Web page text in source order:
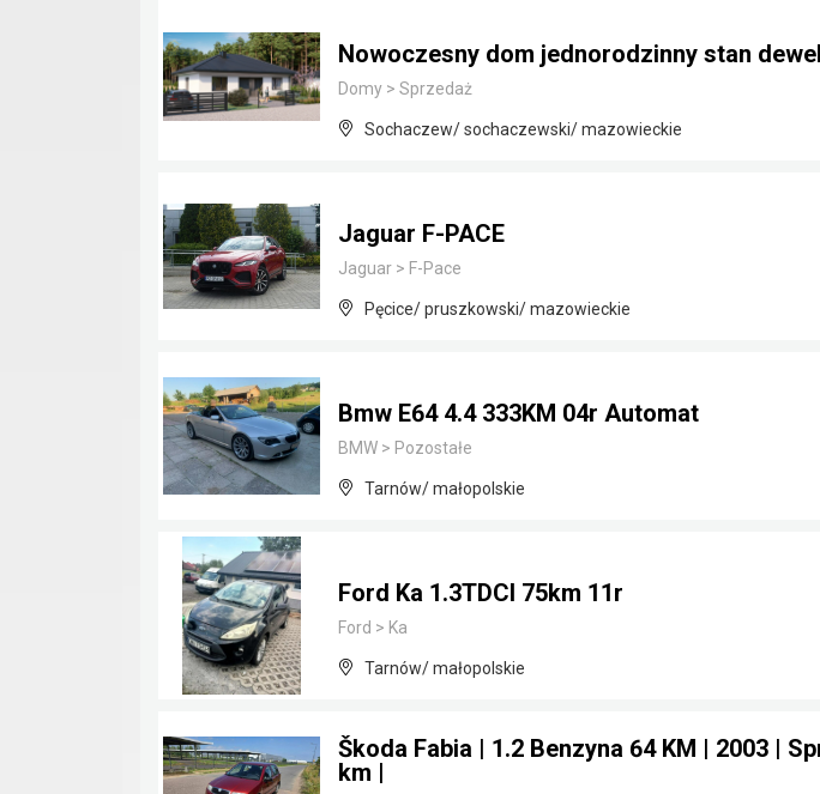
Nowoczesny dom jednorodzinny stan
Domy > Sprzedaż
Sochaczew/ sochaczewski/ mazowieckie
Jaguar F-PACE
Jaguar > F-Pace
Pęcice/ pruszkowski/ mazowieckie
Bmw E64 4.4 333KM 04r Automat
BMW > Pozostałe
Tarnów/ małopolskie
Ford Ka 1.3TDCI 75km 11r
Ford > Ka
Tarnów/ małopolskie
Škoda Fabia | 1.2 Benzyna 64 KM | 2003 |
km |